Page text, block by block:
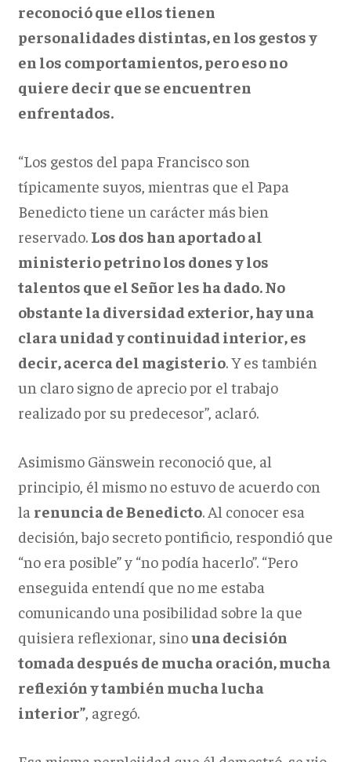
reconoció que ellos tienen
personalidades distintas, en los gestos y
en los comportamientos, pero eso no
quiere decir que se encuentren
enfrentados.
“Los gestos del papa Francisco son
típicamente suyos, mientras que el Papa
Benedicto tiene un carácter más bien
reservado. Los dos han aportado al
ministerio petrino los dones y los
talentos que el Señor les ha dado. No
obstante la diversidad exterior, hay una
clara unidad y continuidad interior, es
decir, acerca del magisterio. Y es también
un claro signo de aprecio por el trabajo
realizado por su predecesor”, aclaró.
Asimismo Gänswein reconoció que, al
principio, él mismo no estuvo de acuerdo con
la renuncia de Benedicto. Al conocer esa
decisión, bajo secreto pontificio, respondió que
“no era posible” y “no podía hacerlo”. “Pero
enseguida entendí que no me estaba
comunicando una posibilidad sobre la que
quisiera reflexionar, sinouna decisión
tomada después de mucha oración, mucha
reflexión y también mucha lucha
interior”, agregó.